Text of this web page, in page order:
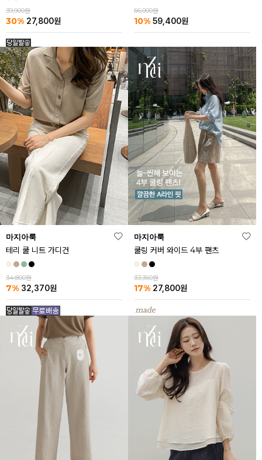
39,900원
30% 27,800원
66,000원
10% 59,400원
마지아룩
테리 쿨 니트 가디건
34,800원
7% 32,370원
마지아룩
쿨링 커버 와이드 4부 팬츠
33,360원
17% 27,800원